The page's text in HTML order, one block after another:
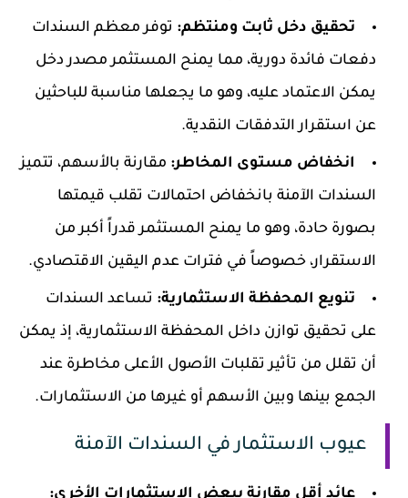
تحقيق دخل ثابت ومنتظم: توفر معظم السندات
دفعات فائدة دورية، مما يمنح المستثمر مصدر دخل
يمكن الاعتماد عليه، وهو ما يجعلها مناسبة للباحثين
عن استقرار التدفقات النقدية.
انخفاض مستوى المخاطر: مقارنة بالأسهم، تتميز
السندات الآمنة بانخفاض احتمالات تقلب قيمتها
بصورة حادة، وهو ما يمنح المستثمر قدراً أكبر من
الاستقرار، خصوصاً في فترات عدم اليقين الاقتصادي.
تنويع المحفظة الاستثمارية: تساعد السندات
على تحقيق توازن داخل المحفظة الاستثمارية، إذ يمكن
أن تقلل من تأثير تقلبات الأصول الأعلى مخاطرة عند
الجمع بينها وبين الأسهم أو غيرها من الاستثمارات.
عيوب الاستثمار في السندات الآمنة
عائد أقل مقارنة ببعض الاستثمارات الأخرى: